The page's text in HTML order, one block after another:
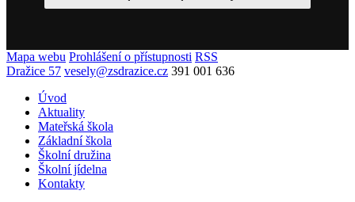
Mapa webu Prohlášení o přístupnosti RSS
Dražice 57 vesely@zsdrazice.cz 391 001 636
Úvod
Aktuality
Mateřská škola
Základní škola
Školní družina
Školní jídelna
Kontakty